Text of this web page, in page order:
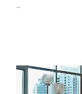
...